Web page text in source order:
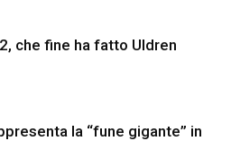
che fine ha fatto Uldren
la “fune gigante” in